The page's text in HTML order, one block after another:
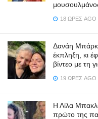
18 ΏΡΕΣ AGO
Δανάη
έκπληξη, κι
βίντεο με τη
19 ΏΡΕΣ AGO
Η Λίλα
πρώτο της